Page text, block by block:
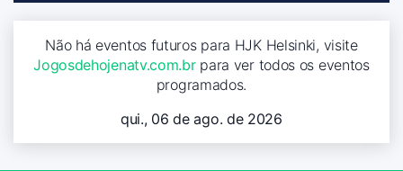
Não há eventos futuros para HJK Helsinki, visite
Jogosdehojenatv.com.brpara ver todos os eventos
programados.
qui., 06 de ago. de 2026